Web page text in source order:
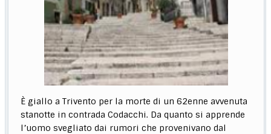
È giallo a Trivento per la morte di un 62enne avvenuta
stanotte in contrada Codacchi. Da quanto si apprende
l’uomo svegliato dai rumori che provenivano dal